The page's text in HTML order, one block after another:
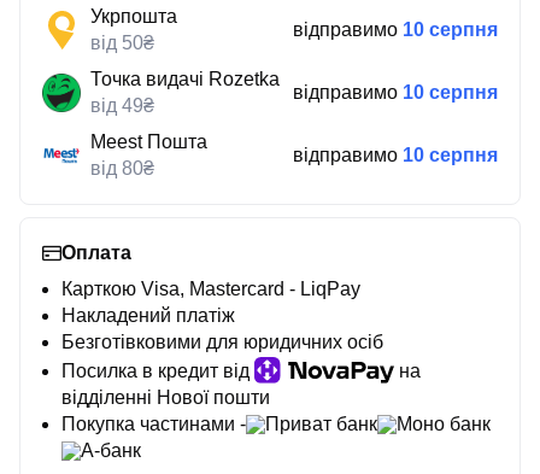
Укрпошта
від 50₴
відправимо 10 серпня
Точка видачі Rozetka
від 49₴
відправимо 10 серпня
Meest Пошта
від 80₴
відправимо 10 серпня
Оплата
Карткою Visa, Mastercard - LiqPay
Накладений платіж
Безготівковими для юридичних осіб
Посилка в кредит від
на
відділенні Нової пошти
Покупка частинами -
Приват банк
Моно банк
А-банк